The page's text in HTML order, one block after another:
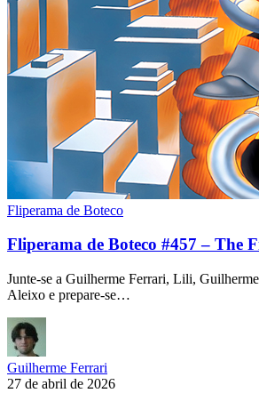
Fliperama de Boteco
Fliperama de Boteco #457 – The
Junte-se a Guilherme Ferrari, Lili,
Aleixo e prepare-se…
Guilherme Ferrari
27 de abril de 2026